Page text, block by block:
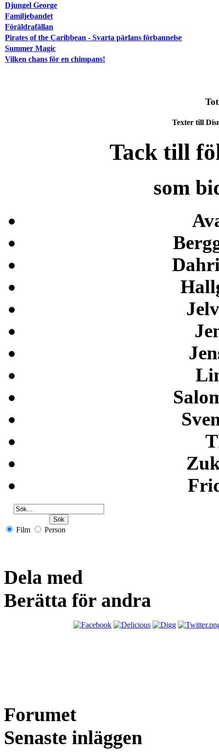
Djungel George
Familjebandet
Föräldrafällan
Pirates of the Caribbean - Svarta pärlans förbannelse
Summer Magic
Vilken chans för en chimpans!
Texter till
Tack till
som
Film Person
Dela med
Berätta för andra
Forumet
Senaste inläggen